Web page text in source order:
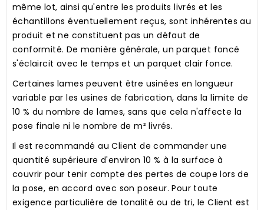
même lot, ainsi qu'entre les produits livrés et les
échantillons éventuellement reçus, sont inhérentes au
produit et ne constituent pas un défaut de
conformité. De manière générale, un parquet foncé
s'éclaircit avec le temps et un parquet clair fonce.
Certaines lames peuvent être usinées en longueur
variable par les usines de fabrication, dans la limite de
10 % du nombre de lames, sans que cela n'affecte la
pose finale ni le nombre de m² livrés.
Il est recommandé au Client de commander une
quantité supérieure d'environ 10 % à la surface à
couvrir pour tenir compte des pertes de coupe lors de
la pose, en accord avec son poseur. Pour toute
exigence particulière de tonalité ou de tri, le Client est